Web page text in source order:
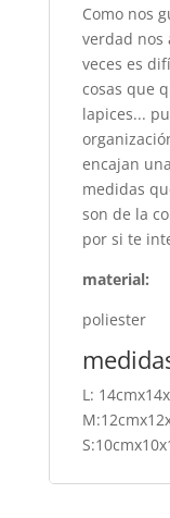
Como nos
verdad nos
veces es
cosas que
lapices...
encajan
medidas
son de la
por si te
material:
poliester
L: